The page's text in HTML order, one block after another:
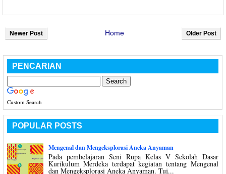
Newer Post Older Post
Home
PENCARIAN
Custom Search
POPULAR POSTS
Mengenal dan Mengeksplorasi Aneka Anyaman
Pada pembelajaran Seni Rupa Kelas V Sekolah Dasar
Kurikulum Merdeka terdapat kegiatan tentang Mengenal
dan Mengeksplorasi Aneka Anyaman. Tuj...